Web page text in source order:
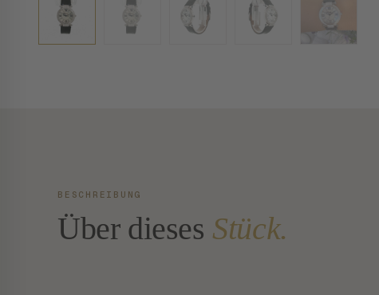
BESCHREIBUNG
Über dieses Stück.